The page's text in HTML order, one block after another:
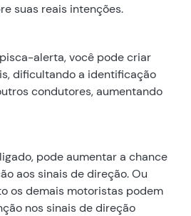
suas reais intenções.
alerta, você pode criar
dificultando a identificação
condutores, aumentando
pode aumentar a chance
aos sinais de direção. Ou
os demais motoristas podem
nos sinais de direção